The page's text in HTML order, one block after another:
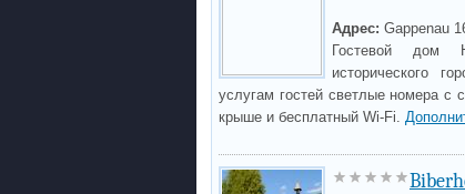
Адрес: Gappenau
Гостевой дом
исторического
услугам гостей светлые номера с
крыше и бесплатный Wi-Fi.